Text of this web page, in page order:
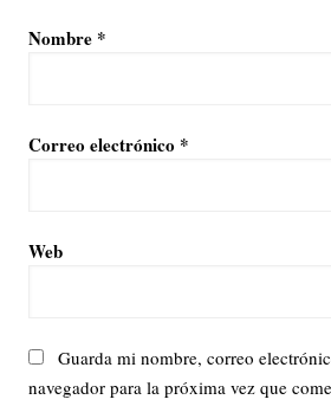
Nombre *
Correo electrónico *
Web
Guarda mi nombre, correo
navegador para la próxima vez que